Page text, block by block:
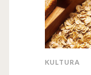
KULTURA